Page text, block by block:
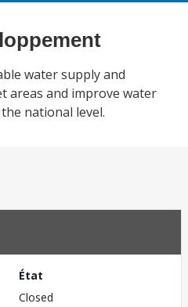
water supply and
areas and improve water
national level.
État
Closed